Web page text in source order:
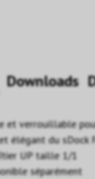
Downloads
et verrouillable
élégant du
UP taille 1/1
séparément